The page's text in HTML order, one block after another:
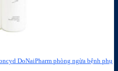
DoNaiPharm phòng ngừa bệnh phụ